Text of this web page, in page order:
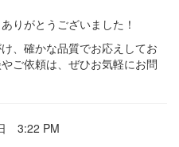
りがとうございました！
、確かな品質でお応えしてお
ご依頼は、ぜひお気軽にお問
3:22 PM